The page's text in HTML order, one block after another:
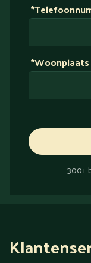
*Woonplaats
300+